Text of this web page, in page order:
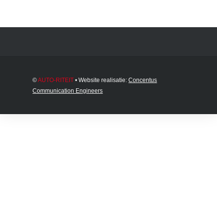
©AUTO-RITEIT • Website realisatie:Concentus
Communication Engineers